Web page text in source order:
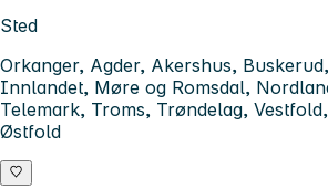
Sted
Orkanger, Agder, Akershus,
Innlandet, Møre og Romsdal,
Telemark, Troms, Trøndelag,
Østfold